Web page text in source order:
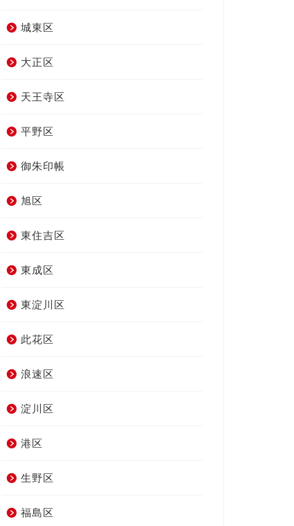
城東区
大正区
天王寺区
平野区
御朱印帳
旭区
東住吉区
東成区
東淀川区
此花区
浪速区
淀川区
港区
生野区
福島区